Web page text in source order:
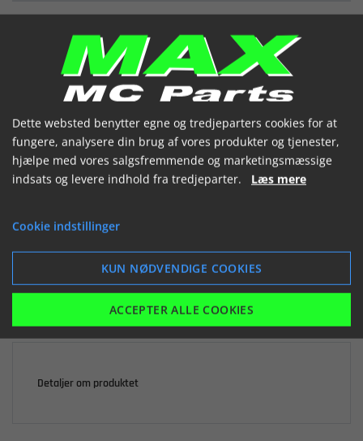
PIPE COMP,INTAKE
(13110HG5870)


198,57 kr.
LÆG I KURV
Detaljer om produktet
Dette websted benytter egne og tredjeparters cookies for at
fungere, analysere din brug af vores produkter og tjenester,
hjælpe med vores salgsfremmende og marketingsmæssige
indsats og levere indhold fra tredjeparter. Læs mere
Cookie indstillinger
KUN NØDVENDIGE COOKIES
ACCEPTER ALLE COOKIES